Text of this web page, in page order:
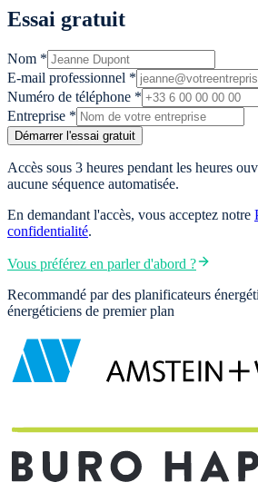
Essai gratuit
Nom *
E-mail professionnel *
Numéro de téléphone *
Entreprise *
Démarrer l'essai gratuit
Accès sous 3 heures pendant les heures
aucune séquence automatisée.
En demandant l'accès, vous acceptez notre
confidentialité.
Vous préférez en parler d'abord ?
Recommandé par des planificateurs
énergéticiens de premier plan